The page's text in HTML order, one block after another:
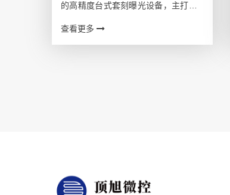
的高精度台式套刻曝光设备，主打微
用 365nm 紫外 LED 冷光源搭配双非
查看更多